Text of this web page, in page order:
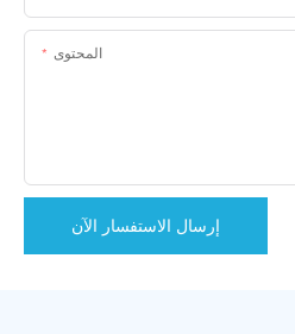
المحتوى
إرسال الاستفسار الآن